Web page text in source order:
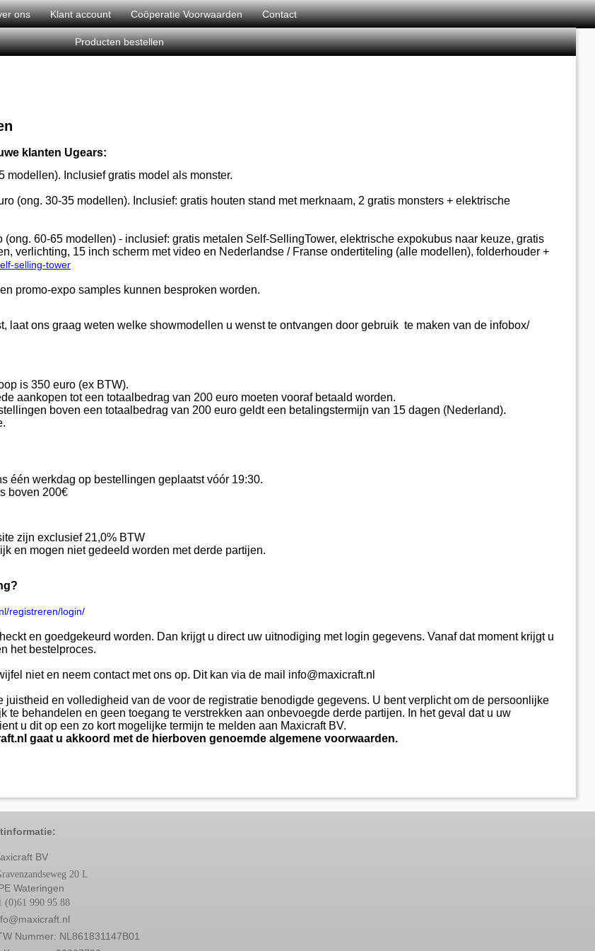
ons Klant account Coöperatie Voorwaarden Contact
Producten bestellen
klanten Ugears:
modellen). Inclusief gratis model als monster.
(ong. 30-35 modellen). Inclusief: gratis houten stand met merknaam, 2 gratis monsters + elektrische
(ong. 60-65 modellen) - inclusief: gratis metalen Self-SellingTower, elektrische expokubus naar keuze, gratis
verlichting, 15 inch scherm met video en Nederlandse / Franse ondertiteling (alle modellen), folderhouder +
selling-tower
promo-expo samples kunnen besproken worden.
laat ons graag weten welke showmodellen u wenst te ontvangen door gebruik te maken van de infobox/
is 350 euro (ex BTW).
aankopen tot een totaalbedrag van 200 euro moeten vooraf betaald worden.
boven een totaalbedrag van 200 euro geldt een betalingstermijn van 15 dagen (Nederland).
één werkdag op bestellingen geplaatst vóór 19:30.
boven 200€
zijn exclusief 21,0% BTW
en mogen niet gedeeld worden met derde partijen.
registreren/login/
en goedgekeurd worden. Dan krijgt u direct uw uitnodiging met login gegevens. Vanaf dat moment krijgt u
het bestelproces.
niet en neem contact met ons op. Dit kan via de mail info@maxicraft.nl
juistheid en volledigheid van de voor de registratie benodigde gegevens. U bent verplicht om de persoonlijke
te behandelen en geen toegang te verstrekken aan onbevoegde derde partijen. In het geval dat u uw
u dit op een zo kort mogelijke termijn te melden aan Maxicraft BV.
gaat u akkoord met de hierboven genoemde algemene voorwaarden.
BV
20 L
Wateringen
(0)61 990 95 88
Nummer: NL861831147B01